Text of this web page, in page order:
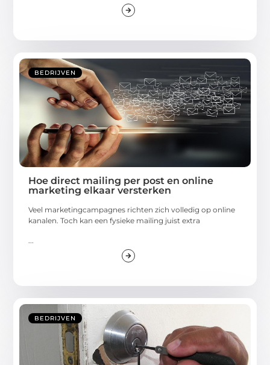
BEDRIJVEN
Hoe direct mailing per post en online
marketing elkaar versterken
Veel marketingcampagnes richten zich volledig op online
kanalen. Toch kan een fysieke mailing juist extra
BEDRIJVEN